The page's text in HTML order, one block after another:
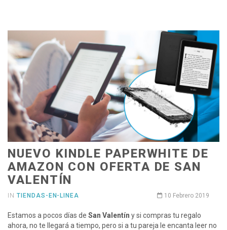
NUEVO KINDLE PAPERWHITE DE
AMAZON CON OFERTA DE SAN
VALENTÍN
IN TIENDAS-EN-LINEA 10 Febrero 2019
Estamos a pocos días de San Valentín y si compras tu regalo
ahora, no te llegará a tiempo, pero si a tu pareja le encanta leer no